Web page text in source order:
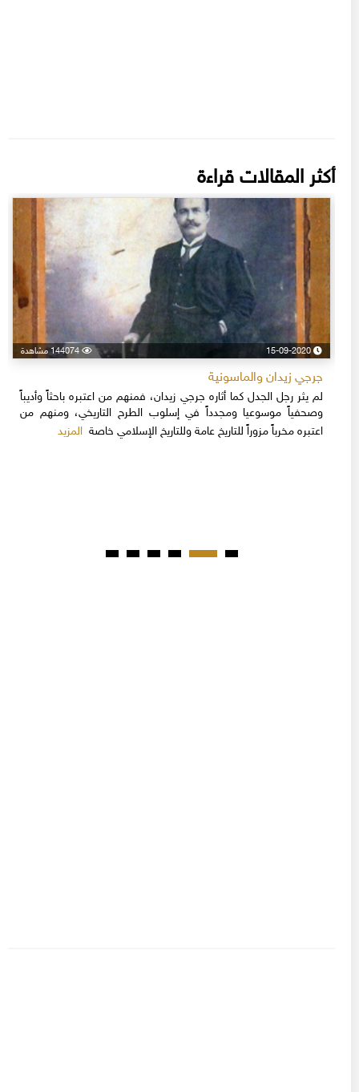
أكثر المقالات قراءة
15-09-2020 144074 مشاهدة
جرجي زيدان والماسونية
لم يثر رجل الجدل كما أثاره جرجي زيدان، فمنهم من اعتبره باحثاً وأديباً
وصحفياً موسوعيا ومجدداً في إسلوب الطرح التاريخي، ومنهم من
اعتبره مخرباً مزوراً للتاريخ عامة وللتاريخ الإسلامي خاصةالمزيد